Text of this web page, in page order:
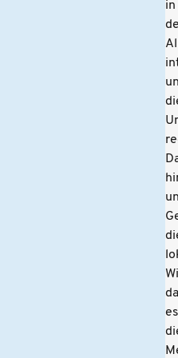
in
da
es